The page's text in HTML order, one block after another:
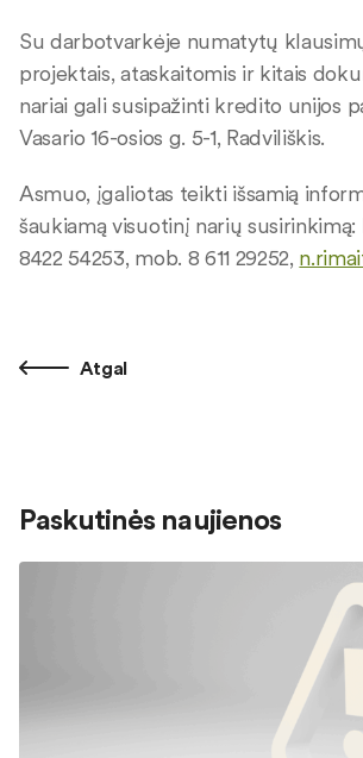
Su darbotvarkėje numatytų
projektais, ataskaitomis ir kitais
nariai gali susipažinti kredito unijos
Vasario 16-osios g. 5-1, Radviliškis.
Asmuo, įgaliotas teikti išsamią
šaukiamą visuotinį narių susirinkimą:
8422 54253, mob. 8 611 29252,
Atgal
Paskutinės naujienos